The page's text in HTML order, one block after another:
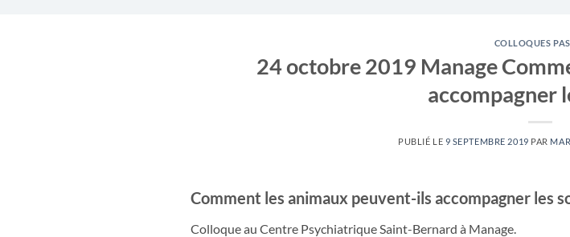
COLLOQUES
24 octobre 2019 Manage
accompagner
PUBLIÉ LE 9 SEPTEMBRE 2019 PAR
Comment les animaux peuvent-ils accompagner les
Colloque au Centre Psychiatrique Saint-Bernard à Manage.